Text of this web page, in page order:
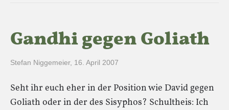
Gandhi gegen Goliath
Stefan Niggemeier, 16. April 2007
Seht ihr euch eher in der Position wie David gegen
Goliath oder in der des Sisyphos? Schultheis: Ich